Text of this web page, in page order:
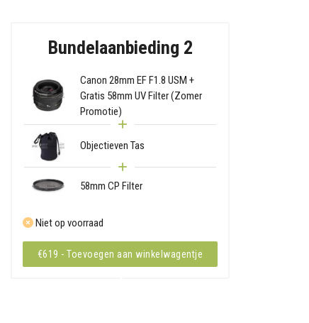
Bundelaanbieding 2
Canon 28mm EF F1.8 USM +
Gratis 58mm UV Filter (Zomer
Promotie)
Objectieven Tas
58mm CP Filter
Niet op voorraad
€619 - Toevoegen aan winkelwagentje